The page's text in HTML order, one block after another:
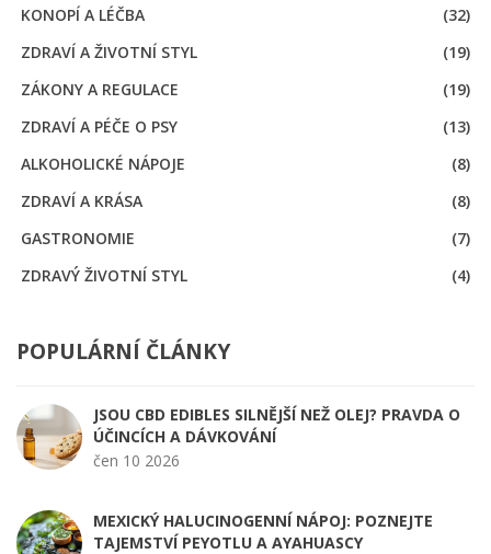
KONOPÍ A LÉČBA
(32)
ZDRAVÍ A ŽIVOTNÍ STYL
(19)
ZÁKONY A REGULACE
(19)
ZDRAVÍ A PÉČE O PSY
(13)
ALKOHOLICKÉ NÁPOJE
(8)
ZDRAVÍ A KRÁSA
(8)
GASTRONOMIE
(7)
ZDRAVÝ ŽIVOTNÍ STYL
(4)
POPULÁRNÍ ČLÁNKY
JSOU CBD EDIBLES SILNĚJŠÍ NEŽ OLEJ? PRAVDA O
ÚČINCÍCH A DÁVKOVÁNÍ
čen 10 2026
MEXICKÝ HALUCINOGENNÍ NÁPOJ: POZNEJTE
TAJEMSTVÍ PEYOTLU A AYAHUASCY